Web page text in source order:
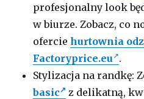
profesjonalny look
w biurze. Zobacz, co
oferciehurtownia
Factoryprice.eu .
Stylizacja na randkę:
basic
z delikatną,